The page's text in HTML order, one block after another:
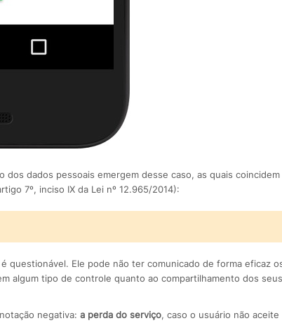
dados pessoais emergem desse caso, as quais coincidem
7º, inciso IX da Lei nº 12.965/2014):
questionável. Ele pode não ter comunicado de forma eficaz
algum tipo de controle quanto ao compartilhamento dos seus
negativa: a perda do serviço, caso o usuário não aceite